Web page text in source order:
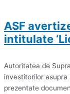
ASF
intitulate
Autoritatea de
investitorilor
prezentate